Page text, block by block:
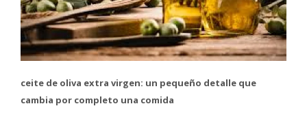
ceite de oliva extra virgen: un pequeño detalle que
cambia por completo una comida